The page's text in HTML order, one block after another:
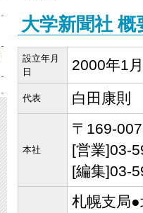
大学新聞社 概
設立年月
日
2000年1
代表 白田康則
本社
〒169-
[営業]03-
[編集]03-
札幌支局